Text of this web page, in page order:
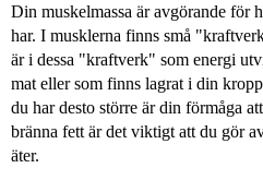
Din muskelmassa är avgörande för
har. I musklerna finns små
är i dessa "kraftverk" som energi
mat eller som finns lagrat i din
du har desto större är din förmåga
bränna fett är det viktigt att du gör
äter.